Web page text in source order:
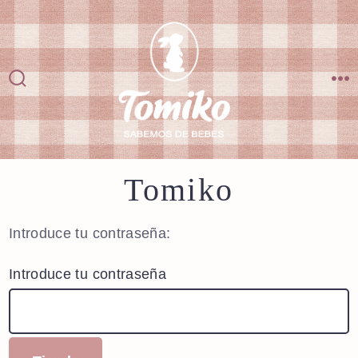
Saltar
al
contenido
Alternar
la
búsqueda
Tomiko
Introduce tu contraseña:
Introduce tu contraseña